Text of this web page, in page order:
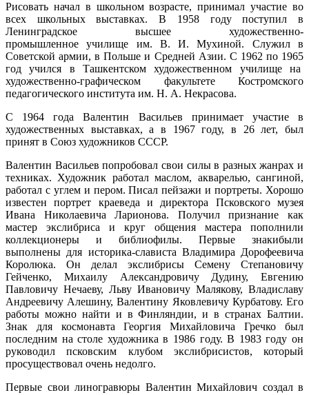
Рисовать начал в школьном возрасте, принимал участие во
всех школьных выставках. В 1958 году поступил в
Ленинградское высшее художественно-
промышленное училище им. В. И. Мухиной. Служил в
Советской армии, в Польше и Средней Азии. С 1962 по 1965
год учился в Ташкентском художественном училище на
художественно-графическом факультете Костромского
педагогического института им. Н. А. Некрасова.
С 1964 года Валентин Васильев принимает участие в
художественных выставках, а в 1967 году, в 26 лет, был
принят в Союз художников СССР.
Валентин Васильев попробовал свои силы в разных жанрах и
техниках. Художник работал маслом, акварелью, сангиной,
работал с углем и пером. Писал пейзажи и портреты. Хорошо
известен портрет краеведа и директора Псковского музея
Ивана Николаевича Ларионова. Получил признание как
мастер экслибриса и круг общения мастера пополнили
коллекционеры и библиофилы. Первые знакибыли
выполнены для историка-слависта Владимира Дорофеевича
Королюка. Он делал экслибрисы Семену Степановичу
Гейченко, Михаилу Александровичу Дудину, Евгению
Павловичу Нечаеву, Льву Ивановичу Малякову, Владиславу
Андреевичу Алешину, Валентину Яковлевичу Курбатову. Его
работы можно найти и в Финляндии, и в странах Балтии.
Знак для космонавта Георгия Михайловича Гречко был
последним на столе художника в 1986 году. В 1983 году он
руководил псковским клубом экслибрисистов, который
просуществовал очень недолго.
Первые свои линогравюры Валентин Михайлович создал в